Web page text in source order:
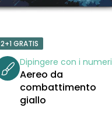
E
N
T
O
2+1 GRATIS
Dipingere con i numeri
Aereo da
combattimento
giallo